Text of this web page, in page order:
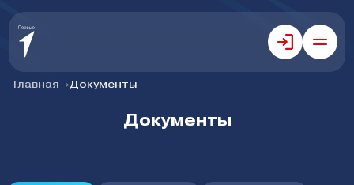
Главная Документы
Документы